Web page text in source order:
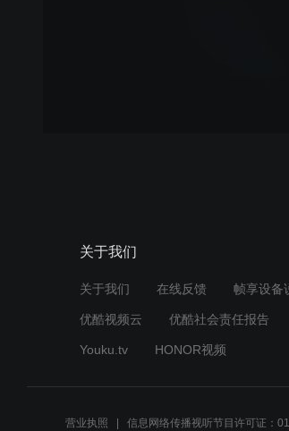
关于我们
关于我们 在线反馈 帧享设备
优酷视频云 优酷社会责任报告
Youku.tv HONOR视频
营业执照 信息网络传播视听节目许可证：